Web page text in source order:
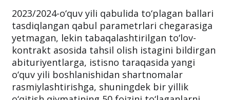
o‘tgan o‘quv yili uchun belgilangan
miqdorlarda o‘zgarishsiz qoladi.
2023/2024-o‘quv yili qabulida to‘plagan ballari
tasdiqlangan qabul parametrlari chegarasiga
yetmagan, lekin tabaqalashtirilgan to‘lov-
kontrakt asosida tahsil olish istagini bildirgan
abituriyentlarga, istisno taraqasida yangi